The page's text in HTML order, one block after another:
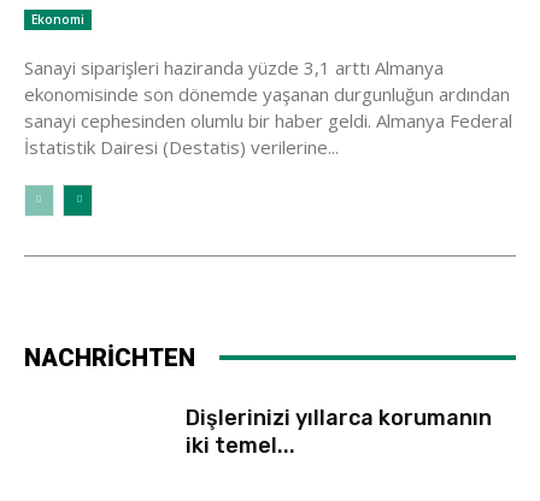
Ekonomi
Sanayi siparişleri haziranda yüzde 3,1 arttı Almanya
ekonomisinde son dönemde yaşanan durgunluğun ardından
sanayi cephesinden olumlu bir haber geldi. Almanya Federal
İstatistik Dairesi (Destatis) verilerine...
NACHRİCHTEN
Dişlerinizi yıllarca korumanın
iki temel...